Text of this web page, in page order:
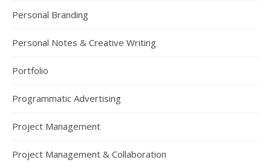
Personal Branding
Personal Notes & Creative Writing
Portfolio
Programmatic Advertising
Project Management
Project Management & Collaboration